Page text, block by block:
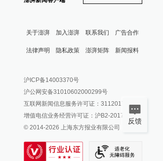
关于澎湃 加入澎湃 联系我们 广告合作
法律声明 隐私政策 澎湃矩阵
澎湃新闻公众号
澎湃新闻抖音号
派生万物开放平台
IP SHANGHAI
SIXTH TONE
新闻报料
报料邮箱: news@thepaper.cn
沪ICP备14003370号
沪公网安备31010602000299号
互联网新闻信息服务许可证：31120170006
增值电信业务经营许可证：沪B2-2017116
© 2014-2026 上海东方报业有限公司
反馈